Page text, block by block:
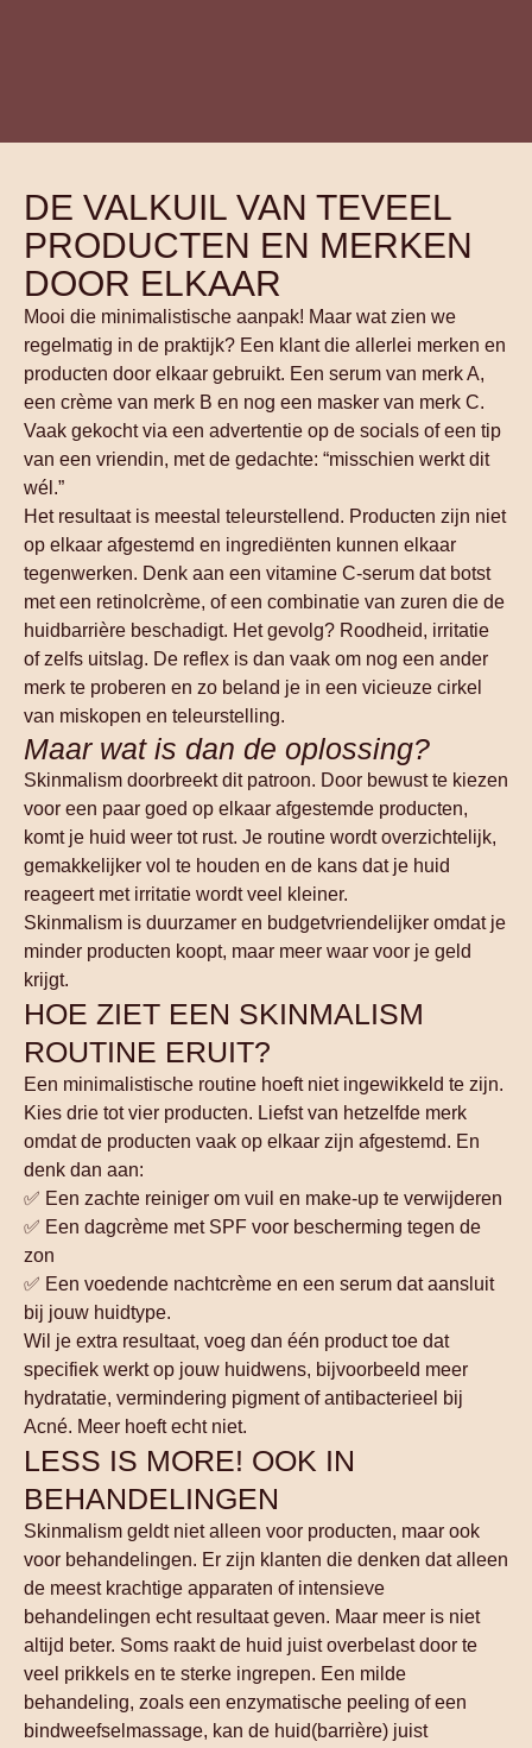
DE VALKUIL VAN TEVEEL
PRODUCTEN EN MERKEN
DOOR ELKAAR
Mooi die minimalistische aanpak! Maar wat zien we
regelmatig in de praktijk? Een klant die allerlei merken en
producten door elkaar gebruikt. Een serum van merk A,
een crème van merk B en nog een masker van merk C.
Vaak gekocht via een advertentie op de socials of een tip
van een vriendin, met de gedachte: “misschien werkt dit
wél.”
Het resultaat is meestal teleurstellend. Producten zijn niet
op elkaar afgestemd en ingrediënten kunnen elkaar
tegenwerken. Denk aan een vitamine C-serum dat botst
met een retinolcrème, of een combinatie van zuren die de
huidbarrière beschadigt. Het gevolg? Roodheid, irritatie
of zelfs uitslag. De reflex is dan vaak om nog een ander
merk te proberen en zo beland je in een vicieuze cirkel
van miskopen en teleurstelling.
Maar wat is dan de oplossing?
Skinmalism doorbreekt dit patroon. Door bewust te kiezen
voor een paar goed op elkaar afgestemde producten,
komt je huid weer tot rust. Je routine wordt overzichtelijk,
gemakkelijker vol te houden en de kans dat je huid
reageert met irritatie wordt veel kleiner.
Skinmalism is duurzamer en budgetvriendelijker omdat je
minder producten koopt, maar meer waar voor je geld
krijgt.
HOE ZIET EEN SKINMALISM
ROUTINE ERUIT?
Een minimalistische routine hoeft niet ingewikkeld te zijn.
Kies drie tot vier producten. Liefst van hetzelfde merk
omdat de producten vaak op elkaar zijn afgestemd. En
denk dan aan:
✅ Een zachte reiniger om vuil en make-up te verwijderen
✅ Een dagcrème met SPF voor bescherming tegen de
zon
✅ Een voedende nachtcrème en een serum dat aansluit
bij jouw huidtype.
Wil je extra resultaat, voeg dan één product toe dat
specifiek werkt op jouw huidwens, bijvoorbeeld meer
hydratatie, vermindering pigment of antibacterieel bij
Acné. Meer hoeft echt niet.
LESS IS MORE! OOK IN
BEHANDELINGEN
Skinmalism geldt niet alleen voor producten, maar ook
voor behandelingen. Er zijn klanten die denken dat alleen
de meest krachtige apparaten of intensieve
behandelingen echt resultaat geven. Maar meer is niet
altijd beter. Soms raakt de huid juist overbelast door te
veel prikkels en te sterke ingrepen. Een milde
behandeling, zoals een enzymatische peeling of een
bindweefselmassage, kan de huid(barrière) juist